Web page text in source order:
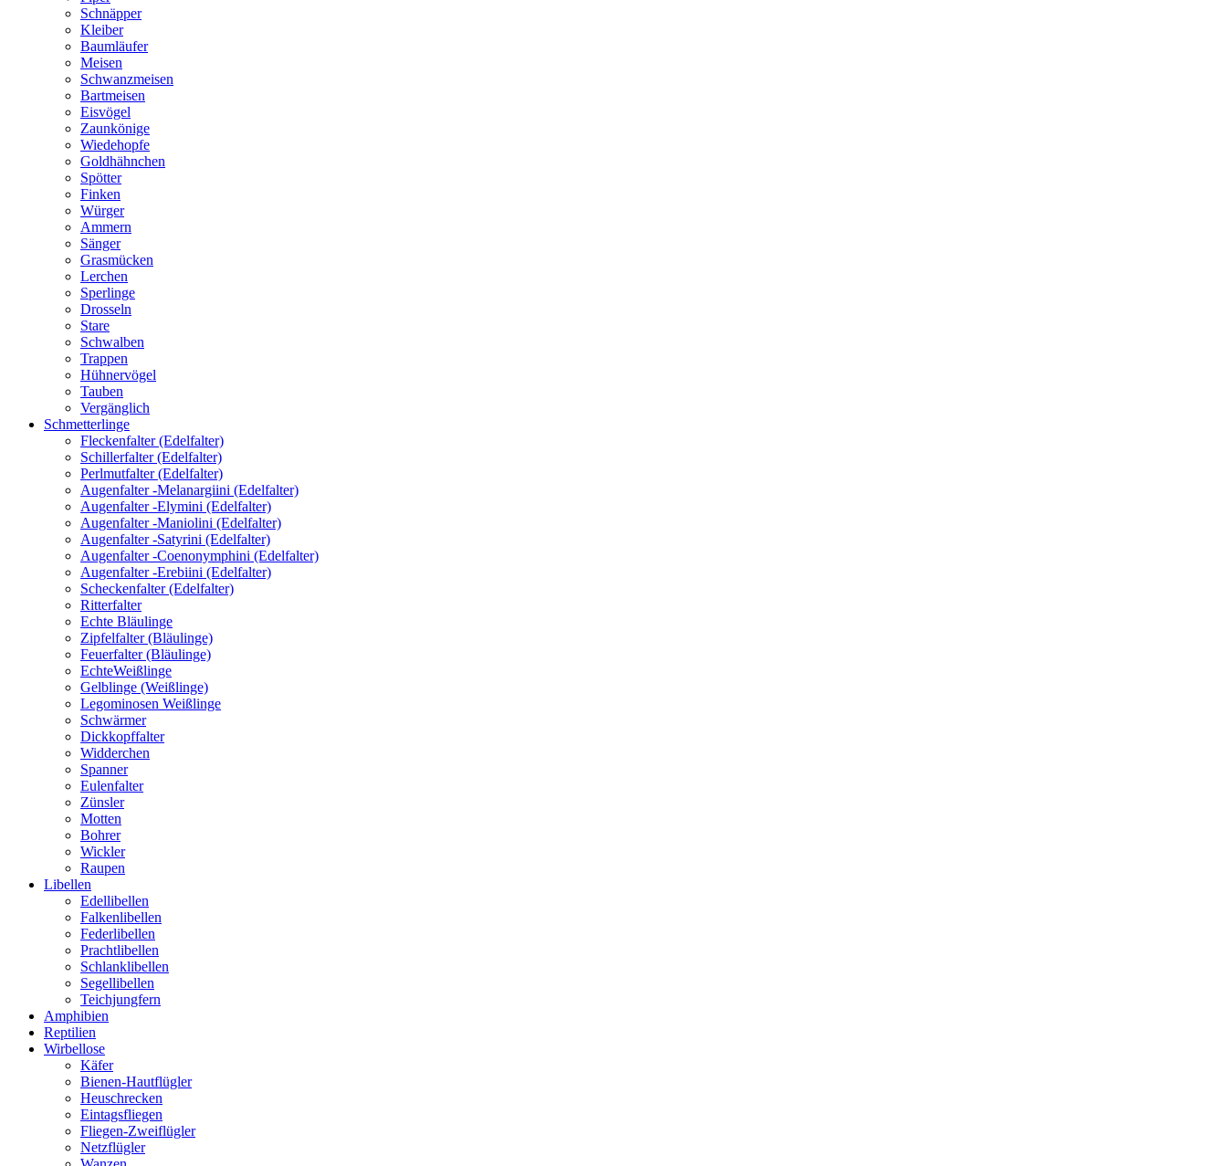
Schnäpper
Kleiber
Baumläufer
Meisen
Schwanzmeisen
Bartmeisen
Eisvögel
Zaunkönige
Wiedehopfe
Goldhähnchen
Spötter
Finken
Würger
Ammern
Sänger
Grasmücken
Lerchen
Sperlinge
Drosseln
Stare
Schwalben
Trappen
Hühnervögel
Tauben
Vergänglich
Schmetterlinge
Fleckenfalter (Edelfalter)
Schillerfalter (Edelfalter)
Perlmutfalter (Edelfalter)
Augenfalter -Melanargiini (Edelfalter)
Augenfalter -Elymini (Edelfalter)
Augenfalter -Maniolini (Edelfalter)
Augenfalter -Satyrini (Edelfalter)
Augenfalter -Coenonymphini (Edelfalter)
Augenfalter -Erebiini (Edelfalter)
Scheckenfalter (Edelfalter)
Ritterfalter
Echte Bläulinge
Zipfelfalter (Bläulinge)
Feuerfalter (Bläulinge)
EchteWeißlinge
Gelblinge (Weißlinge)
Legominosen Weißlinge
Schwärmer
Dickkopffalter
Widderchen
Spanner
Eulenfalter
Zünsler
Motten
Bohrer
Wickler
Raupen
Libellen
Edellibellen
Falkenlibellen
Federlibellen
Prachtlibellen
Schlanklibellen
Segellibellen
Teichjungfern
Amphibien
Reptilien
Wirbellose
Käfer
Bienen-Hautflügler
Heuschrecken
Eintagsfliegen
Fliegen-Zweiflügler
Netzflügler